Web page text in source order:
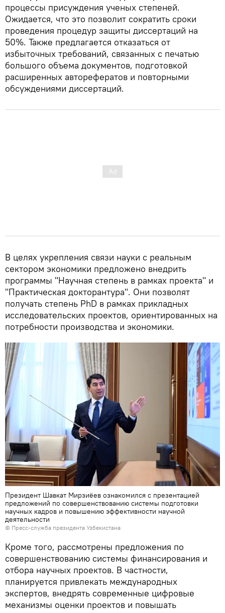
процессы присуждения ученых степеней.
Ожидается, что это позволит сократить сроки
проведения процедур защиты диссертаций на
50%. Также предлагается отказаться от
избыточных требований, связанных с печатью
большого объема документов, подготовкой
расширенных авторефератов и повторными
обсуждениями диссертаций.
В целях укрепления связи науки с реальным
сектором экономики предложено внедрить
программы "Научная степень в рамках проекта" и
"Практическая докторантура". Они позволят
получать степень PhD в рамках прикладных
исследовательских проектов, ориентированных на
потребности производства и экономики.
Президент Шавкат Мирзиёев ознакомился с презентацией
предложений по совершенствованию системы подготовки
научных кадров и повышению эффективности научной
деятельности
© Пресс-служба президента Узбекистана
Кроме того, рассмотрены предложения по
совершенствованию системы финансирования и
отбора научных проектов. В частности,
планируется привлекать международных
экспертов, внедрять современные цифровые
механизмы оценки проектов и повышать